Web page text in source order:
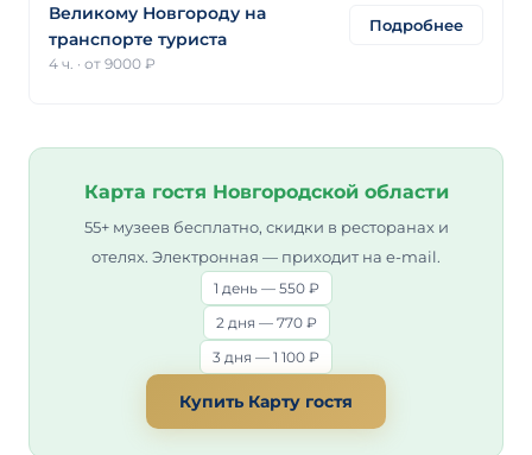
Великому Новгороду на
транспорте туриста
4 ч. · от 9000 ₽
Подробнее
Карта гостя Новгородской области
55+ музеев бесплатно, скидки в ресторанах и
отелях. Электронная — приходит на e-mail.
1 день — 550 ₽
2 дня — 770 ₽
3 дня — 1 100 ₽
Купить Карту гостя